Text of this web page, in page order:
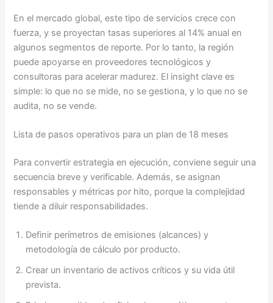
En el mercado global, este tipo de servicios crece con
fuerza, y se proyectan tasas superiores al 14% anual en
algunos segmentos de reporte. Por lo tanto, la región
puede apoyarse en proveedores tecnológicos y
consultoras para acelerar madurez. El insight clave es
simple: lo que no se mide, no se gestiona, y lo que no se
audita, no se vende.
Lista de pasos operativos para un plan de 18 meses
Para convertir estrategia en ejecución, conviene seguir una
secuencia breve y verificable. Además, se asignan
responsables y métricas por hito, porque la complejidad
tiende a diluir responsabilidades.
Definir perímetros de emisiones (alcances) y
metodología de cálculo por producto.
Crear un inventario de activos críticos y su vida útil
prevista.